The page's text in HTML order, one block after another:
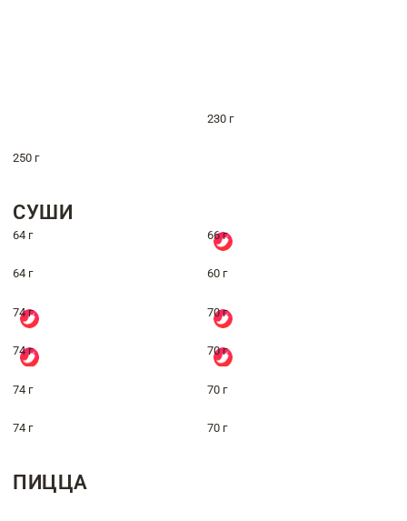
230 г
250 г
СУШИ
64 г 66 г
64 г 60 г
74 г 70 г
74 г 70 г
74 г 70 г
74 г 70 г
ПИЦЦА